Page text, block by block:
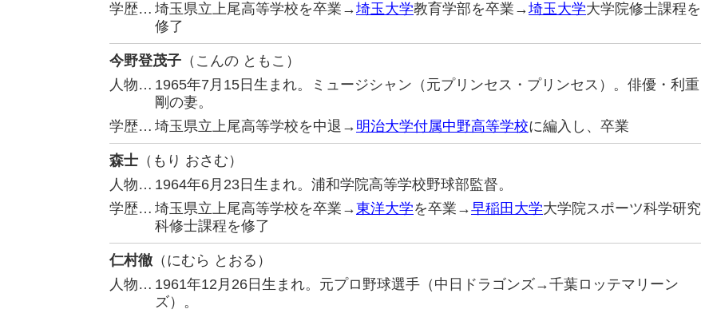
学歴… 埼玉県立上尾高等学校を卒業→埼玉大学教育学部を卒業→埼玉大学大学院修士課程を
修了
今野登茂子 （こんの ともこ）
人物… 1965年7月15日生まれ。ミュージシャン（元プリンセス・プリンセス）。俳優・利重
剛の妻。
学歴… 埼玉県立上尾高等学校を中退→ 明治大学付属中野高等学校に編入し、卒業
森士 （もり おさむ）
人物… 1964年6月23日生まれ。浦和学院高等学校野球部監督。
学歴… 埼玉県立上尾高等学校を卒業→東洋大学を卒業→早稲田大学大学院スポーツ科学研究
科修士課程を修了
仁村徹 （にむら とおる）
人物… 1961年12月26日生まれ。元プロ野球選手（中日ドラゴンズ→千葉ロッテマリーン
ズ）。